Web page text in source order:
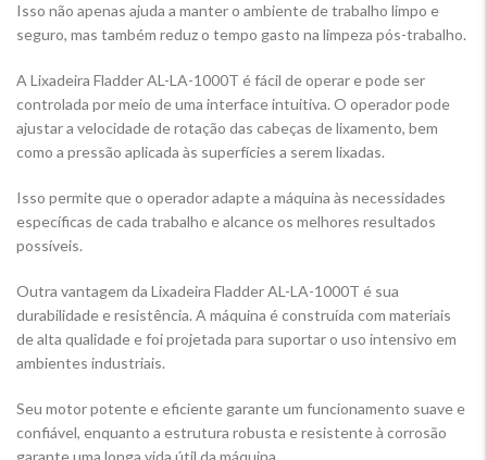
Isso não apenas ajuda a manter o ambiente de trabalho limpo e
seguro, mas também reduz o tempo gasto na limpeza pós-trabalho.
A Lixadeira Fladder AL-LA-1000T é fácil de operar e pode ser
controlada por meio de uma interface intuitiva. O operador pode
ajustar a velocidade de rotação das cabeças de lixamento, bem
como a pressão aplicada às superfícies a serem lixadas.
Isso permite que o operador adapte a máquina às necessidades
específicas de cada trabalho e alcance os melhores resultados
possíveis.
Outra vantagem da Lixadeira Fladder AL-LA-1000T é sua
durabilidade e resistência. A máquina é construída com materiais
de alta qualidade e foi projetada para suportar o uso intensivo em
ambientes industriais.
Seu motor potente e eficiente garante um funcionamento suave e
confiável, enquanto a estrutura robusta e resistente à corrosão